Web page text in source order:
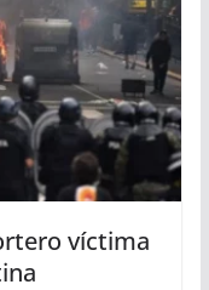
víctima